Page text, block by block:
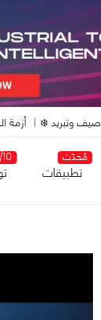
صيف وتبريد ❄️ أزمة
مُحدّث
تطبيقات